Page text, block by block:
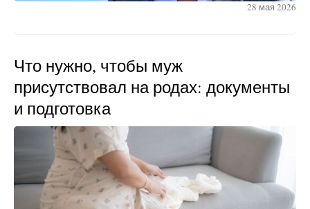
28 мая 2026
Что нужно, чтобы муж
присутствовал на родах: документы
и подготовка